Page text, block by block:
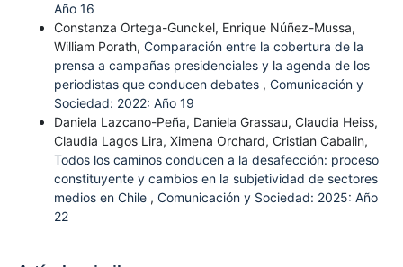
Año 16
Constanza Ortega-Gunckel, Enrique Núñez-Mussa,
William Porath, Comparación entre la cobertura de la
prensa a campañas presidenciales y la agenda de los
periodistas que conducen debates , Comunicación y
Sociedad: 2022: Año 19
Daniela Lazcano-Peña, Daniela Grassau, Claudia Heiss,
Claudia Lagos Lira, Ximena Orchard, Cristian Cabalin,
Todos los caminos conducen a la desafección: proceso
constituyente y cambios en la subjetividad de sectores
medios en Chile , Comunicación y Sociedad: 2025: Año
22